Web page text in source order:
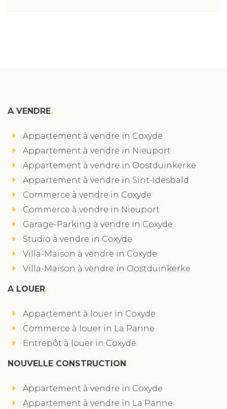
A VENDRE
Appartement à vendre in Coxyde
Appartement à vendre in Nieuport
Appartement à vendre in Oostduinkerke
Appartement à vendre in Sint-Idesbald
Commerce à vendre in Coxyde
Commerce à vendre in Nieuport
Garage-Parking à vendre in Coxyde
Studio à vendre in Coxyde
Villa-Maison à vendre in Coxyde
Villa-Maison à vendre in Oostduinkerke
A LOUER
Appartement à louer in Coxyde
Commerce à louer in La Panne
Entrepôt à louer in Coxyde
NOUVELLE CONSTRUCTION
Appartement à vendre in Coxyde
Appartement à vendre in La Panne